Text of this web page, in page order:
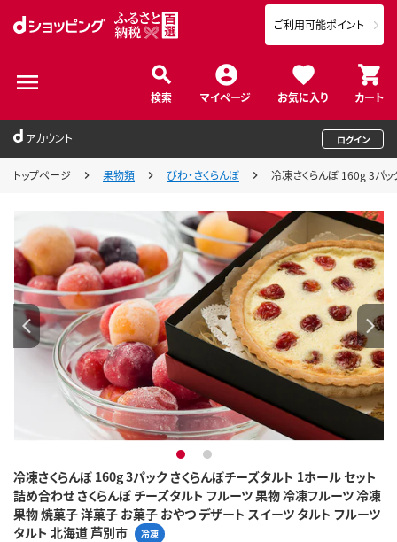
検索 マイページ お気に入り カート
ご利用可能ポイント
アカウント ログイン
トップページ 果物類 びわ・さくらんぼ 冷凍さくらんぼ 160g 3パ
冷凍さくらんぼ 160g 3パック さくらんぼチーズタルト 1ホール セット
詰め合わせ さくらんぼ チーズタルト フルーツ 果物 冷凍フルーツ 冷凍
果物 焼菓子 洋菓子 お菓子 おやつ デザート スイーツ タルト フルーツ
タルト 北海道 芦別市
冷凍
1 2